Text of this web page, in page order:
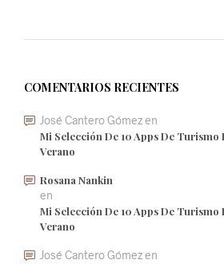
COMENTARIOS RECIENTES
José Cantero Gómezen
Mi Selección De 10 Apps De
Verano
Rosana Nankin
en
Mi Selección De 10 Apps De
Verano
José Cantero Gómezen